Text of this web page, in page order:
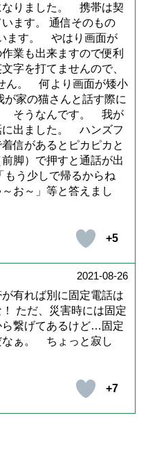
なりました。 携帯は契
ます。 通信そのもの
ます。 やはり画面が
業も出来ますので便利
字を打てませんので、
ん。 何より画面が矮小
家の猫さんと話す際に
そうなんです。 我が
に出ました。 ハンズフ
信があるとピカピカと
脚）で押すと通話が出
もう少しで帰るからね
お～」等と答えまし
+5
2021-08-26
有れば別に固定電話は
ただ、災害時には固定
ら繋げてあるけど…固定
なぁ。 ちょっと寂し
+7